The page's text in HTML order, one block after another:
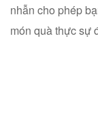
nhẫn cho phép
món quà thực sự